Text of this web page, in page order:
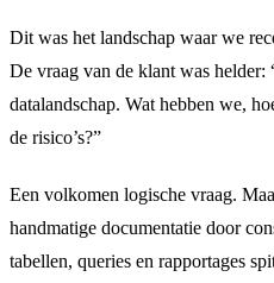
Dit was het landschap waar we
De vraag van de klant was
datalandschap. Wat hebben we,
de risico’s?”
Een volkomen logische vraag.
handmatige documentatie door
tabellen, queries en rapportages